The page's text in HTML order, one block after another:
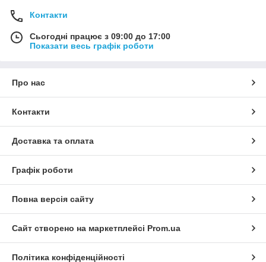
Контакти
Сьогодні працює з 09:00 до 17:00
Показати весь графік роботи
Про нас
Контакти
Доставка та оплата
Графік роботи
Повна версія сайту
Сайт створено на маркетплейсі Prom.ua
Політика конфіденційності